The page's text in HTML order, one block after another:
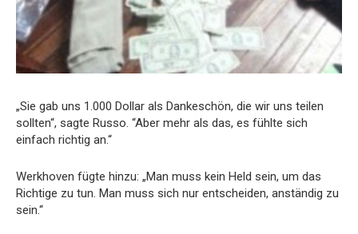
„Sie gab uns 1.000 Dollar als Dankeschön, die wir uns teilen
sollten“, sagte Russo. “Aber mehr als das, es fühlte sich
einfach richtig an.“
Werkhoven fügte hinzu: „Man muss kein Held sein, um das
Richtige zu tun. Man muss sich nur entscheiden, anständig zu
sein.“